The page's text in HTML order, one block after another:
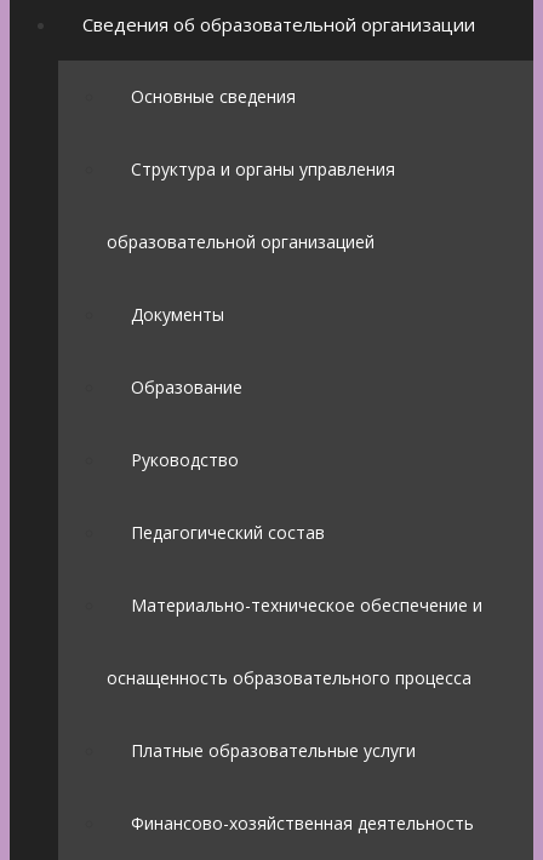
Сведения об образовательной организации
Основные сведения
Структура и органы управления
образовательной организацией
Документы
Образование
Руководство
Педагогический состав
Материально-техническое обеспечение и
оснащенность образовательного процесса
Платные образовательные услуги
Финансово-хозяйственная деятельность